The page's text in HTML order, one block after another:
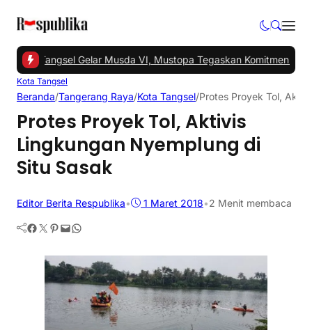
PKS Tangsel Gelar Musda VI, Mustopa Tegaskan Komitmen PKS
Kota Tangsel
Beranda/Tangerang Raya/Kota Tangsel/Protes Proyek Tol,
Protes Proyek Tol, Aktivis
Lingkungan Nyemplung di
Situ Sasak
Editor Berita Respublika• 1 Maret 2018•2 Menit membaca
Facebook Twitter Pinterest Mail WhatsApp